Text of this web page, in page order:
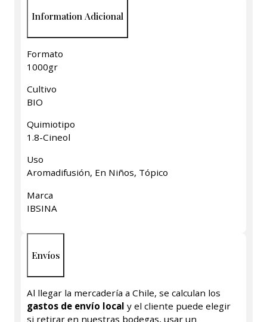
Information Adicional
Formato
1000gr
Cultivo
BIO
Quimiotipo
1.8-Cineol
Uso
Aromadifusión, En Niños, Tópico
Marca
IBSINA
Envíos
Al llegar la mercadería a Chile, se calculan los
gastos de envío local y el cliente puede elegir
si retirar en nuestras bodegas, usar un